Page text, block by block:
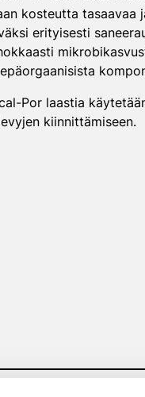
kosteutta tasaavaa
erityisesti
Por laastia
kiinnittämiseen.